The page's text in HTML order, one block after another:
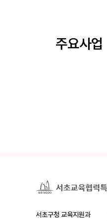
주요사업
서초구청 교육지원과